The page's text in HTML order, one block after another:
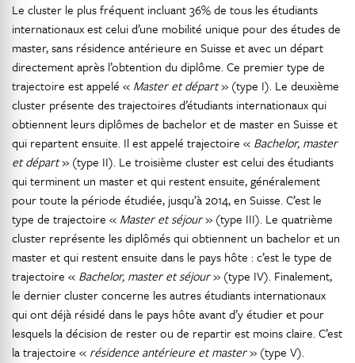
Le cluster le plus fréquent incluant 36% de tous les étudiants
internationaux est celui d’une mobilité unique pour des études de
master, sans résidence antérieure en Suisse et avec un départ
directement après l’obtention du diplôme. Ce premier type de
trajectoire est appelé « Master et départ» (type I). Le deuxième
cluster présente des trajectoires d’étudiants internationaux qui
obtiennent leurs diplômes de bachelor et de master en Suisse et
qui repartent ensuite. Il est appelé trajectoire « Bachelor, master
et départ» (type II). Le troisième cluster est celui des étudiants
qui terminent un master et qui restent ensuite, généralement
pour toute la période étudiée, jusqu’à 2014, en Suisse. C’est le
type de trajectoire « Master et séjour» (type III). Le quatrième
cluster représente les diplômés qui obtiennent un bachelor et un
master et qui restent ensuite dans le pays hôte : c’est le type de
trajectoire « Bachelor, master et séjour» (type IV). Finalement,
le dernier cluster concerne les autres étudiants internationaux
qui ont déjà résidé dans le pays hôte avant d’y étudier et pour
lesquels la décision de rester ou de repartir est moins claire. C’est
la trajectoire « résidence antérieure et master» (type V).